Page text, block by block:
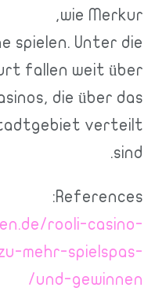
wie
spielen.
fallen weit
die
Stadtgebiet
rooli-
zu-mehr-
und-